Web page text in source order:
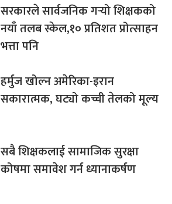
सरकारले सार्वजनिक गर्‍यो शिक्षकको
नयाँ तलब स्केल,१० प्रतिशत प्रोत्साहन
भत्ता पनि
हर्मुज खोल्न अमेरिका-इरान
सकारात्मक, घट्यो कच्ची तेलको मूल्य
सबै शिक्षकलाई सामाजिक सुरक्षा
कोषमा समावेश गर्न ध्यानाकर्षण